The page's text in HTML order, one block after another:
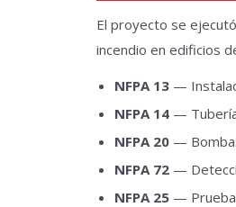
El proyecto se
incendio en edificios
NFPA 13 —
NFPA 14 —
NFPA 20 —
NFPA 72 —
NFPA 25 —